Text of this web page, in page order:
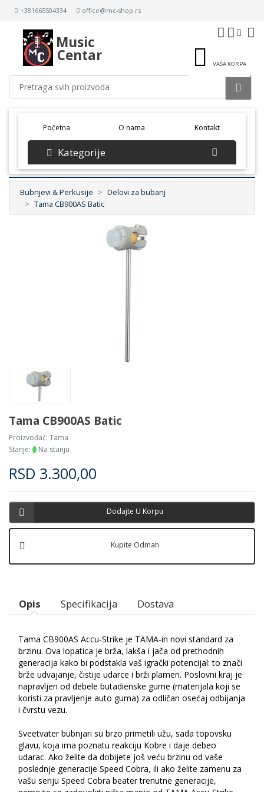
+381665504334 office@mc-shop.rs
Music
Centar VAŠA KORPA
Početna(current) O nama Kontakt
Kategorije
Bubnjevi & Perkusije
Delovi za bubanj
Tama CB900AS Batic
Tama CB900AS Batic
Proizvođač: Tama
Stanje:
Na stanju
RSD 3.300,00
Dodajte U Korpu
Kupite Odmah
Opis Specifikacija Dostava
Tama CB900AS Accu-Strike je TAMA-in novi standard za
brzinu. Ova lopatica je brža, lakša i jača od prethodnih
generacija kako bi podstakla vaš igrački potencijal: to znači
brže udvajanje, čistije udarce i brži plamen. Poslovni kraj je
napravljen od debele butadienske gume (materijala koji se
koristi za pravljenje auto guma) za odličan osećaj odbijanja
i čvrstu vezu.
Sveetvater bubnjari su brzo primetili užu, sada topovsku
glavu, koja ima poznatu reakciju Kobre i daje debeo
udarac. Ako želite da dobijete još veću brzinu od vaše
poslednje generacije Speed Cobra, ili ako želite zamenu za
vašu seriju Speed Cobra beater trenutne generacije,